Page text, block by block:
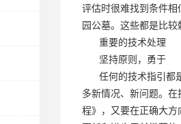
评估时很难找到条件
园公墓。这些都是比较
重要的技术处理
坚持原则，勇于
任何的技术指引都
多新情况、新问题。
程》，又要在正确大